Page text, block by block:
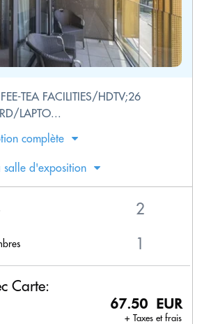
TEA FACILITIES/HDTV;26
LAPTO...
complète
salle d'exposition
Carte:
67.50 EUR
+ Taxes et frais